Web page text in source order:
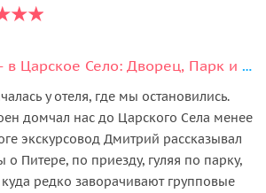
Из Петербурга — в Царское Село: Дворец, Парк и Лицей
у отеля, где мы остановились.
домчал нас до Царского Села менее
экскурсовод Дмитрий рассказывал
Питере, по приезду, гуляя по парку,
редко заворачивают групповые